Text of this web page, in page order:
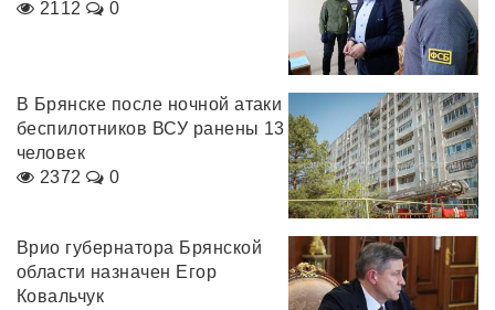
2112 0
В Брянске после ночной атаки
беспилотников ВСУ ранены 13
человек
2372
0
Врио губернатора Брянской
области назначен Егор
Ковальчук